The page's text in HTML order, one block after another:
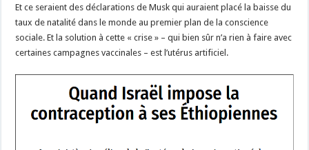
Et ce seraient des déclarations de Musk qui auraient ​​placé la baisse du
taux de natalité dans le monde au premier plan de la conscience
sociale. Et la solution à cette « crise » – qui bien sûr n’a rien à faire avec
certaines campagnes vaccinales – est l’utérus artificiel.